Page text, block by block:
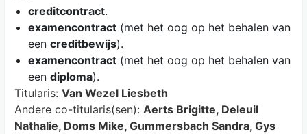
creditcontract.
examencontract(met het oog op het behalen van
een creditbewijs).
examencontract(met het oog op het behalen van
een diploma).
Titularis: Van Wezel Liesbeth
Andere co-titularis(sen): Aerts Brigitte, Deleuil
Nathalie, Doms Mike, Gummersbach Sandra, Gys